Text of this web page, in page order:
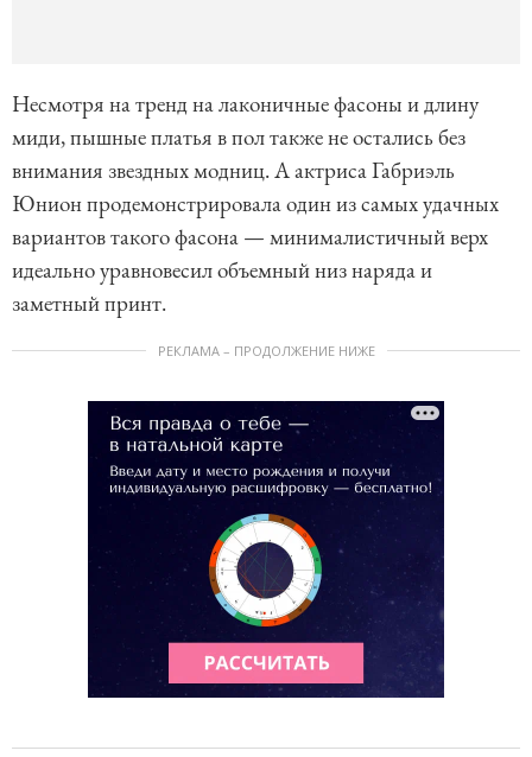
Несмотря на тренд на лаконичные фасоны и длину
миди, пышные платья в пол также не остались без
внимания звездных модниц. А актриса Габриэль
Юнион продемонстрировала один из самых удачных
вариантов такого фасона — минималистичный верх
идеально уравновесил объемный низ наряда и
заметный принт.
РЕКЛАМА – ПРОДОЛЖЕНИЕ НИЖЕ